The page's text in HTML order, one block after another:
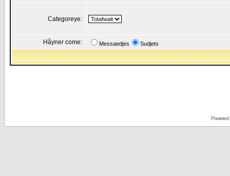
Categoreye:
Håyner come: Messaedjes Sudjets
Powered